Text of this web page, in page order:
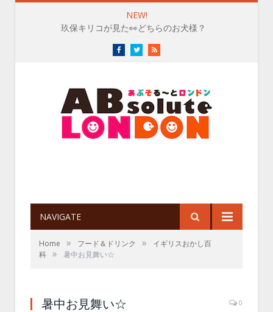
NEW!
玖保キリコが見た👀どちらのお犬様？
FacebookTwitterRSS
NAVIGATE
Home » フード＆ドリンク »
イギリスおかし百
科 » 暑中お見舞い☆
暑中お見舞い☆ 0